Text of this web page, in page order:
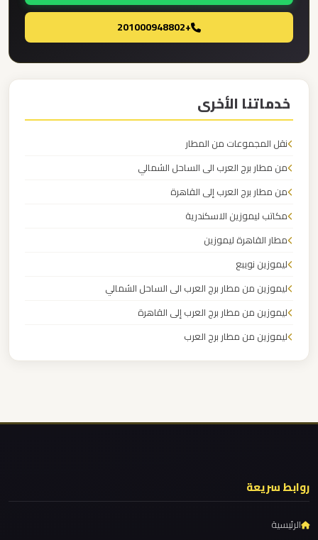
+201000948802
خدماتنا الأخرى
نقل المجموعات من المطار
من مطار برج العرب الى الساحل الشمالي
من مطار برج العرب إلى القاهرة
مكاتب ليموزين الاسكندرية
مطار القاهرة ليموزين
ليموزين نويبع
ليموزين من مطار برج العرب الى الساحل الشمالي
ليموزين من مطار برج العرب إلى القاهرة
ليموزين من مطار برج العرب
ليموزين من مطار القاهرة
ليموزين مطار شرم الشيخ
ليموزين مطار سفنكس
ليموزين مطار برج العرب والإسكندرية
مطروح
ليموزين
العرب
ليموزين
العرب
ليموزين
العرب
دهب
العرب
ليموزين
العرب
روابط سريعة
الرئيسية